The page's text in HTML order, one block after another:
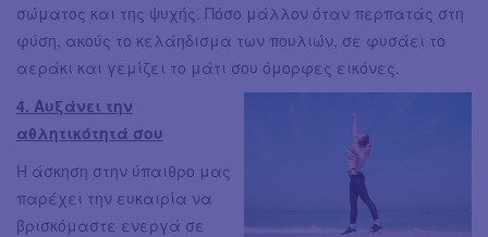
σώματος και της ψυχής. Πόσο μάλλον όταν περπατάς στη
φύση, ακούς το κελάηδισμα των πουλιών, σε φυσάει το
αεράκι και γεμίζει το μάτι σου όμορφες εικόνες.
4. Αυξάνει την
αθλητικότητά σου
Η άσκηση στην ύπαιθρο μας
παρέχει την ευκαιρία να
βρισκόμαστε ενεργά σε